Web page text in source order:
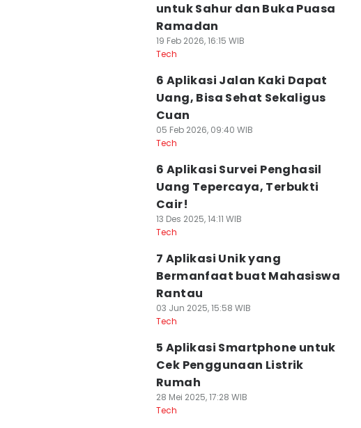
untuk Sahur dan Buka Puasa
Ramadan
19 Feb 2026, 16:15 WIB
Tech
6 Aplikasi Jalan Kaki Dapat
Uang, Bisa Sehat Sekaligus
Cuan
05 Feb 2026, 09:40 WIB
Tech
6 Aplikasi Survei Penghasil
Uang Tepercaya, Terbukti
Cair!
13 Des 2025, 14:11 WIB
Tech
7 Aplikasi Unik yang
Bermanfaat buat Mahasiswa
Rantau
03 Jun 2025, 15:58 WIB
Tech
5 Aplikasi Smartphone untuk
Cek Penggunaan Listrik
Rumah
28 Mei 2025, 17:28 WIB
Tech